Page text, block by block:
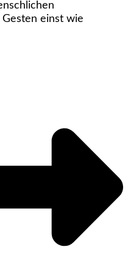
einst wie